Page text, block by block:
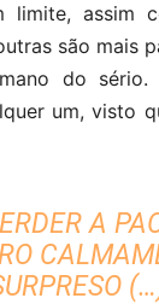
assim
são mais
do sério.
um, visto
A